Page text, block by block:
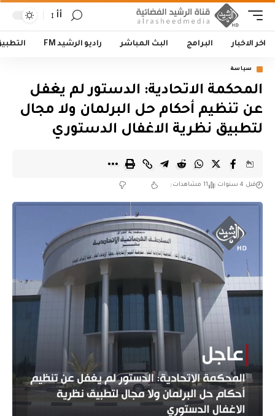
أأ
اخر الاخبار البرامج البث المباشر راديو الرشيد FM
سياسة
المحكمة الاتحادية: الدستور لم يغفل
عن تنظيم أحكام حل البرلمان ولا مجال
لتطبيق نظرية الاغفال الدستوري
قبل 4 سنوات 11 مشاهدات